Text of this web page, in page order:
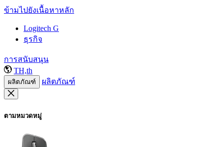
ข้ามไปยังเนื้อหาหลัก
Logitech G
ธุรกิจ
การสนับสนุน
TH,th
ผลิตภัณฑ์ ผลิตภัณฑ์
ตามหมวดหมู่